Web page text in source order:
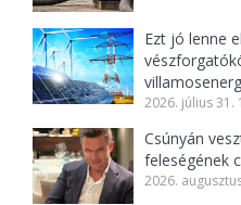
Ezt jó lenne
2026. július 31.
Csúnyán
feleségének
2026.